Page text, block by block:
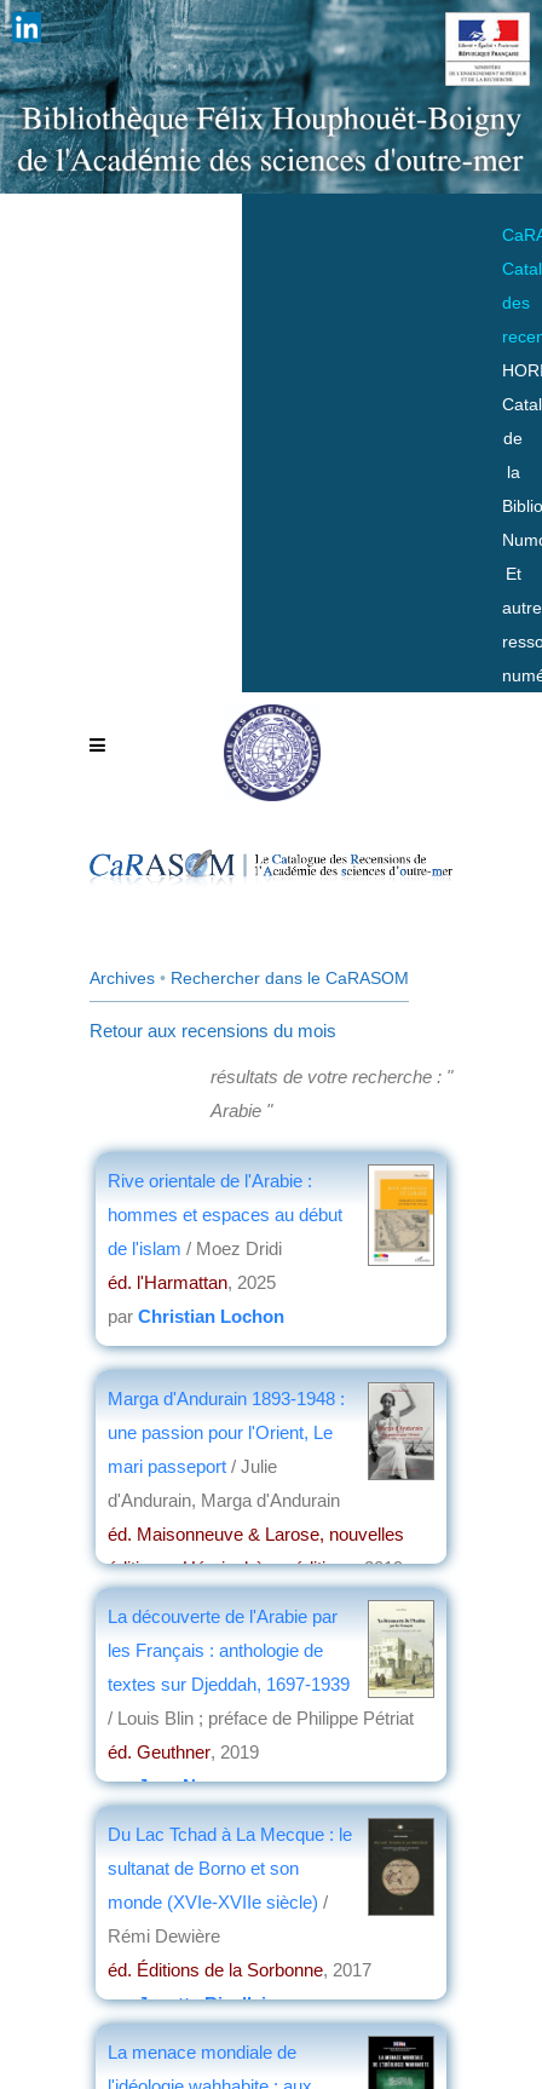
des
de
la
Et
Archives • Rechercher dans le CaRASOM
Retour aux recensions du mois
résultats de votre recherche : "
Arabie "
Rive orientale de l'Arabie :
hommes et espaces au début
de l'islam / Moez Dridi
éd. l'Harmattan, 2025
par Christian Lochon
Marga d'Andurain 1893-1948 :
une passion pour l'Orient, Le
mari passeport / Julie
d'Andurain, Marga d'Andurain
éd. Maisonneuve & Larose, nouvelles
éditions , Hémisphères éditions, 2019
La découverte de l'Arabie par
les Français : anthologie de
textes sur Djeddah, 1697-1939
/ Louis Blin ; préface de Philippe Pétriat
éd. Geuthner, 2019
parJean Nemo
Du Lac Tchad à La Mecque : le
sultanat de Borno et son
monde (XVIe-XVIIe siècle) /
Rémi Dewière
éd. Éditions de la Sorbonne, 2017
parJosette Rivallain
La menace mondiale de